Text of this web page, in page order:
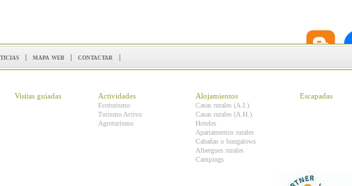
| mapa web | contactar |
Visitas guiadas Actividades
Ecoturismo
Turismo Activo
Agroturismo
Alojamientos
Casas rurales (A.I.)
Casas rurales (A.H.)
Hoteles
Apartamentos rurales
Cabañas o bungalows
Albergues rurales
Campings
Escapadas